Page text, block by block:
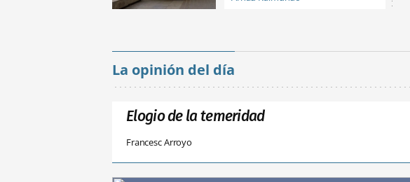
La opinión del día
Elogio de la temeridad
Francesc Arroyo